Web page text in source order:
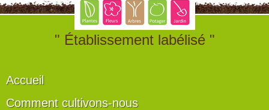
" Établissement labélisé "
Accueil
Comment cultivons-nous